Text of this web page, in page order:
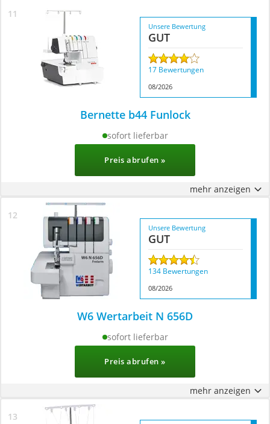
Unsere Bewertung
GUT
17 Bewertungen
08/2026
Bernette b44 Funlock
sofort lieferbar
Preis abrufen »
mehr anzeigen
Unsere Bewertung
GUT
134 Bewertungen
08/2026
W6 Wertarbeit N 656D
sofort lieferbar
Preis abrufen »
mehr anzeigen